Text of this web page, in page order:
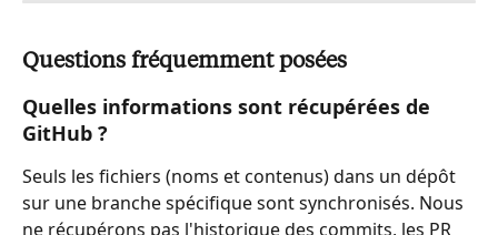
Questions fréquemment posées
Quelles informations sont récupérées de
GitHub ?
Seuls les fichiers (noms et contenus) dans un dépôt
sur une branche spécifique sont synchronisés. Nous
ne récupérons pas l'historique des commits, les PR